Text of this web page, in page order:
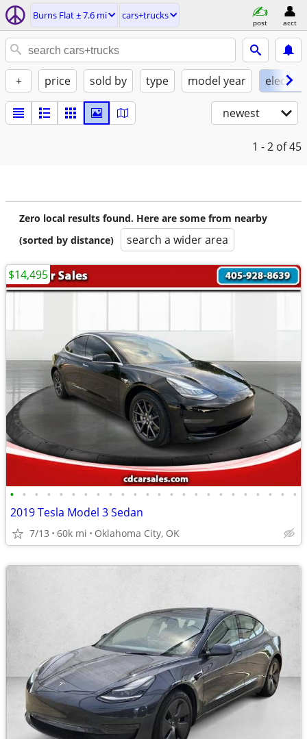
Burns Flat ± 7.6 mi cars+trucks
post acct
+ price sold by type model year electric
newest
1 - 2 of 45
Zero local results found. Here are some from nearby
(sorted by distance)
search a wider area
• • • • • • • • • • • • • • • • • • • • • • • •
2019 Tesla Model 3 Sedan
7/13 60k mi Oklahoma City, OK
$14,495